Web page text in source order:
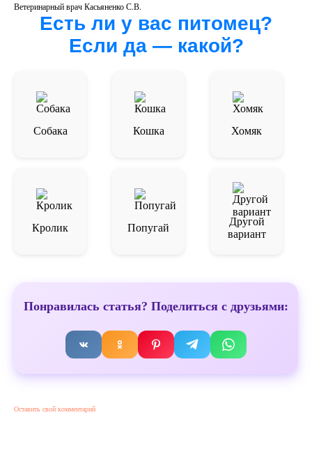
Ветеринарный врач Касьяненко С.В.
Есть ли у вас питомец?
Если да — какой?
Собака Кошка Хомяк
Кролик Попугай
Другой
вариант
Понравилась статья? Поделиться с друзьями:
Оставить свой комментарий